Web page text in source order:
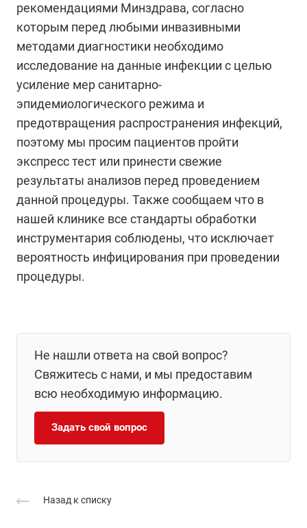
рекомендациями Минздрава, согласно
которым перед любыми инвазивными
методами диагностики необходимо
исследование на данные инфекции с целью
усиление мер санитарно-
эпидемиологического режима и
предотвращения распространения инфекций,
поэтому мы просим пациентов пройти
экспресс тест или принести свежие
результаты анализов перед проведением
данной процедуры. Также сообщаем что в
нашей клинике все стандарты обработки
инструментария соблюдены, что исключает
вероятность инфицирования при проведении
процедуры.
Не нашли ответа на свой вопрос?
Свяжитесь с нами, и мы предоставим
всю необходимую информацию.
Задать свой вопрос
Назад к списку